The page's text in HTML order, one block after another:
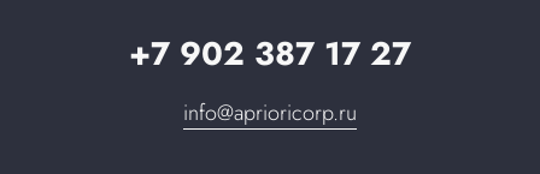
+7 902 387 17 27
info@aprioricorp.ru